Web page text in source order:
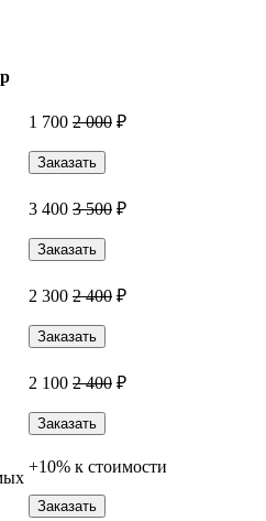
1 700 2 000 ₽
Заказать
3 400 3 500 ₽
Заказать
2 300 2 400 ₽
Заказать
2 100 2 400 ₽
Заказать
+10% к стоимости
Заказать